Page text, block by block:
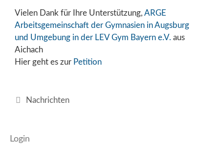
Vielen Dank für Ihre Unterstützung, ARGE
Arbeitsgemeinschaft der Gymnasien in Augsburg
und Umgebung in der LEV Gym Bayern e.V. aus
Aichach
Hier geht es zur Petition
Kategorien
Nachrichten
Login